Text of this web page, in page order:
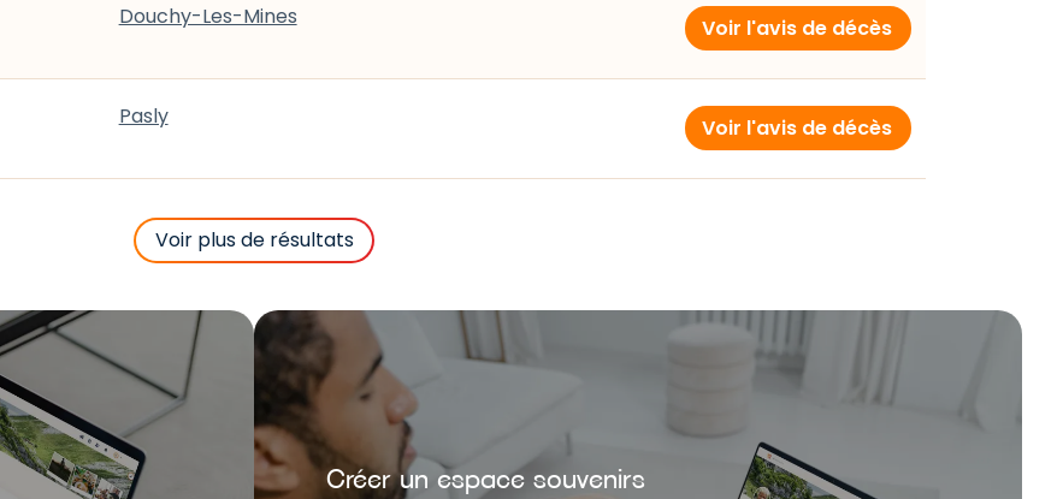
Douchy-Les-Mines Voir l'avis de décès
Pasly Voir l'avis de décès
Voir plus de résultats
Créer un espace souvenirs